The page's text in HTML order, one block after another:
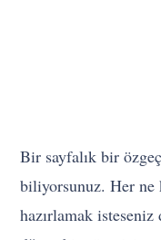
Bir sayfalık bir
biliyorsunuz. Her ne
hazırlamak